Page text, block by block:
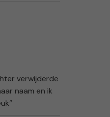
verwijderde
naam en ik